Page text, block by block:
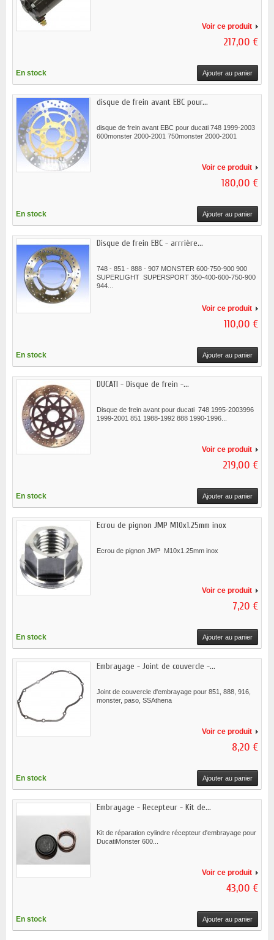
Voir ce produit
217,00 €
En stock Ajouter au panier
disque de frein avant EBC pour...
disque de frein avant EBC pour ducati 748 1999-2003
600monster 2000-2001 750monster 2000-2001
Voir ce produit
180,00 €
En stock Ajouter au panier
Disque de frein EBC - arrrière...
748 - 851 - 888 - 907 MONSTER 600-750-900 900
SUPERLIGHT SUPERSPORT 350-400-600-750-900
944...
Voir ce produit
110,00 €
En stock Ajouter au panier
DUCATI - Disque de frein -...
Disque de frein avant pour ducati 748 1995-2003996
1999-2001 851 1988-1992 888 1990-1996...
Voir ce produit
219,00 €
En stock Ajouter au panier
Ecrou de pignon JMP M10x1.25mm inox
Ecrou de pignon JMP M10x1.25mm inox
Voir ce produit
7,20 €
En stock Ajouter au panier
Embrayage - Joint de couvercle -...
Joint de couvercle d'embrayage pour 851, 888, 916,
monster, paso, SSAthena
Voir ce produit
8,20 €
En stock Ajouter au panier
Embrayage - Recepteur - Kit de...
Kit de réparation cylindre récepteur d'embrayage pour
DucatiMonster 600...
Voir ce produit
43,00 €
En stock Ajouter au panier